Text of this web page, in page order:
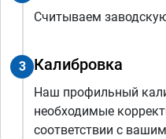
Считываем
3 Калибровка
Наш профильный
необходимые
соответствии с